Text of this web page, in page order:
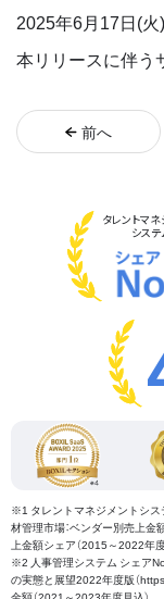
2025年6月17日(火)
本リリースに伴う
前へ
タレントマネ
システ
※1 タレントマネジメントシス
材管理市場：ベンダー別売上金
上金額シェア（2015～2022年度
※2 人事管理システム シェア
の実態と展望2022年度版（